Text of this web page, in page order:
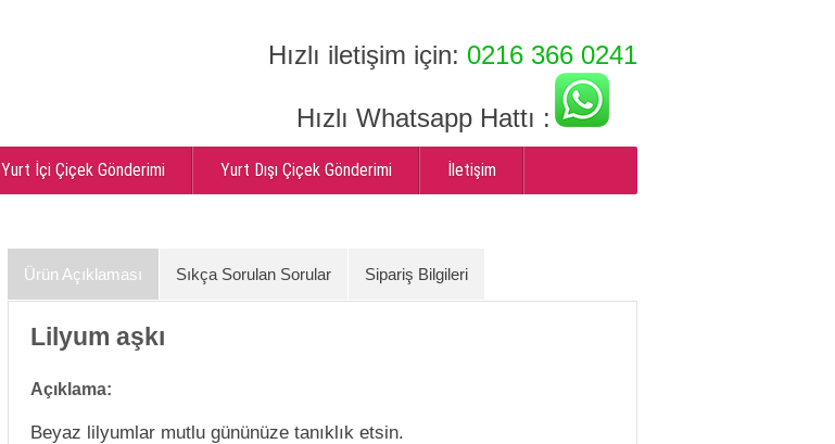
Hızlı iletişim için: 0216 366 0241
Hızlı Whatsapp Hattı :
Yurt İçi Çiçek Gönderimi Yurt Dışı Çiçek Gönderimi İletişim
Ürün Açıklaması Sıkça Sorulan Sorular Sipariş Bilgileri
Lilyum aşkı
Açıklama:
Beyaz lilyumlar mutlu gününüze tanıklık etsin.